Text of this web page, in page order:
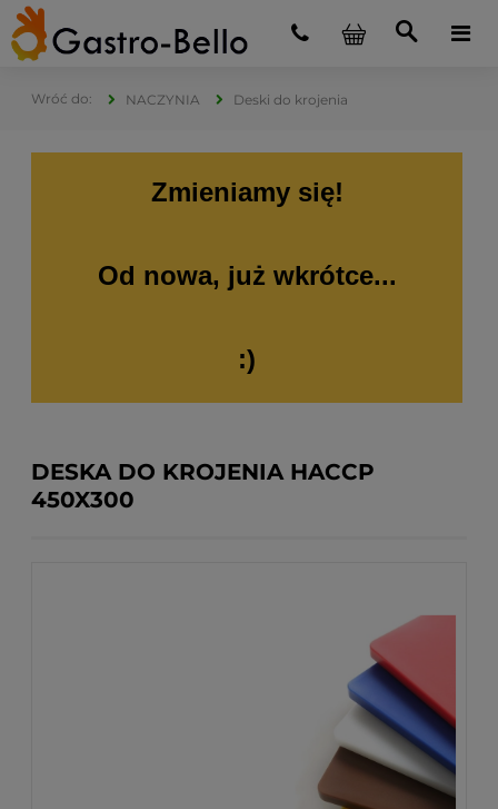
NACZYNIA Deski do krojenia
Zmieniamy się!
Od nowa, już wkrótce...
:)
DESKA DO KROJENIA HACCP
450X300